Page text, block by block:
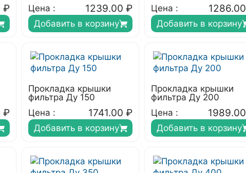
₽
Цена :
1239.00 ₽
Добавить в корзину
Цена :
1286.00
Добавить в корзину
₽
Прокладка крышки
фильтра Ду 150
Цена :
1741.00 ₽
Добавить в корзину
Прокладка крышки
фильтра Ду 200
Цена :
1989.00
Добавить в корзину